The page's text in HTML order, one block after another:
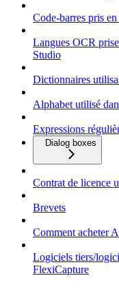
Code-barres pris
Langues OCR
Studio
Dictionnaires
Alphabet utilisé
Expressions
Dialog boxes
Contrat de licence
Brevets
Comment acheter
Logiciels tiers/
FlexiCapture